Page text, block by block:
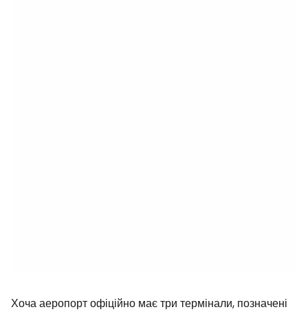
Хоча аеропорт офіційно має три термінали, позначені